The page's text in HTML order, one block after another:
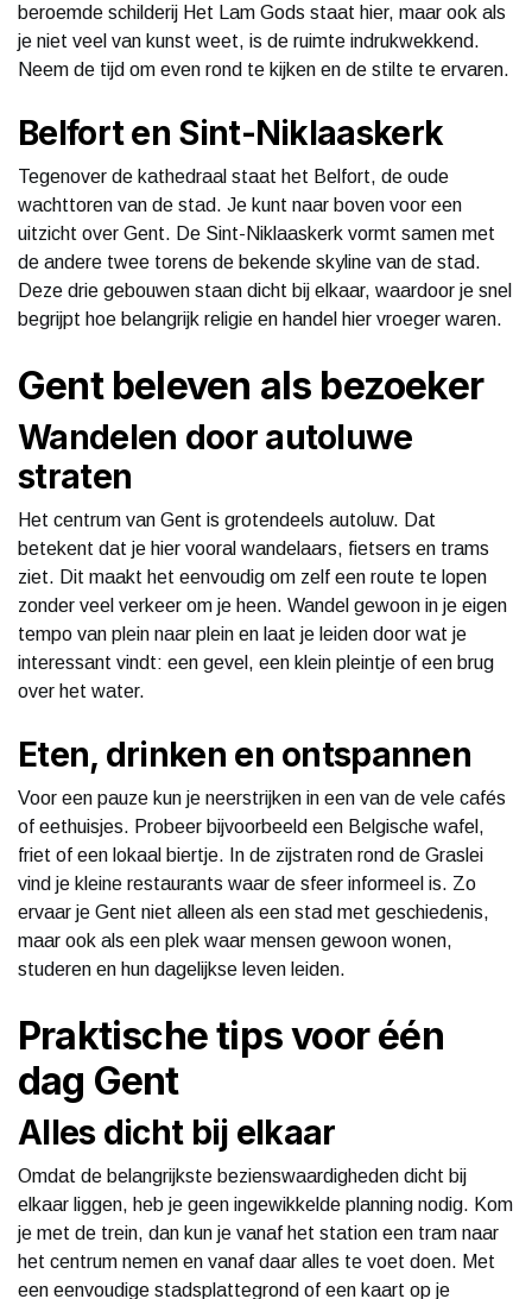
beroemde schilderij Het Lam Gods staat hier, maar ook als
je niet veel van kunst weet, is de ruimte indrukwekkend.
Neem de tijd om even rond te kijken en de stilte te ervaren.
Belfort en Sint-Niklaaskerk
Tegenover de kathedraal staat het Belfort, de oude
wachttoren van de stad. Je kunt naar boven voor een
uitzicht over Gent. De Sint-Niklaaskerk vormt samen met
de andere twee torens de bekende skyline van de stad.
Deze drie gebouwen staan dicht bij elkaar, waardoor je snel
begrijpt hoe belangrijk religie en handel hier vroeger waren.
Gent beleven als bezoeker
Wandelen door autoluwe
straten
Het centrum van Gent is grotendeels autoluw. Dat
betekent dat je hier vooral wandelaars, fietsers en trams
ziet. Dit maakt het eenvoudig om zelf een route te lopen
zonder veel verkeer om je heen. Wandel gewoon in je eigen
tempo van plein naar plein en laat je leiden door wat je
interessant vindt: een gevel, een klein pleintje of een brug
over het water.
Eten, drinken en ontspannen
Voor een pauze kun je neerstrijken in een van de vele cafés
of eethuisjes. Probeer bijvoorbeeld een Belgische wafel,
friet of een lokaal biertje. In de zijstraten rond de Graslei
vind je kleine restaurants waar de sfeer informeel is. Zo
ervaar je Gent niet alleen als een stad met geschiedenis,
maar ook als een plek waar mensen gewoon wonen,
studeren en hun dagelijkse leven leiden.
Praktische tips voor één
dag Gent
Alles dicht bij elkaar
Omdat de belangrijkste bezienswaardigheden dicht bij
elkaar liggen, heb je geen ingewikkelde planning nodig. Kom
je met de trein, dan kun je vanaf het station een tram naar
het centrum nemen en vanaf daar alles te voet doen. Met
een eenvoudige stadsplattegrond of een kaart op je